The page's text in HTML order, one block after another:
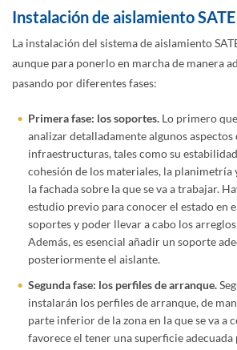
Instalación de aislamiento
La instalación del sistema de aislamiento
aunque para ponerlo en marcha de manera
pasando por diferentes fases:
Primera fase: los soportes. Lo primero
analizar detalladamente algunos aspectos
infraestructuras, tales como su
cohesión de los materiales, la planimetría
la fachada sobre la que se va a trabajar.
estudio previo para conocer el estado en
soportes y poder llevar a cabo los
Además, es esencial añadir un soporte
posteriormente el aislante.
Segunda fase: los perfiles de arranque.
instalarán los perfiles de arranque, de
parte inferior de la zona en la que se va a
favorece el tener una superficie